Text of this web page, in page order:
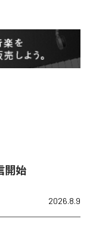
開始
2026.8.9